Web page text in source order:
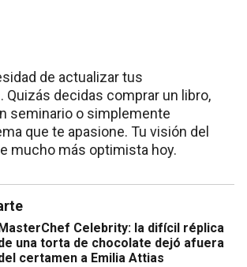
de actualizar tus
decidas comprar un libro,
seminario o simplemente
que te apasione. Tu visión del
mucho más optimista hoy.
Celebrity: la difícil réplica
una torta de chocolate dejó afuera
certamen a Emilia Attias